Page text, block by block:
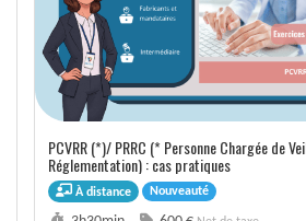
PCVRR (*)/ PRRC (* Personne Chargée de Veiller au Respect de la
Réglementation) : cas pratiques
À distance Nouveauté